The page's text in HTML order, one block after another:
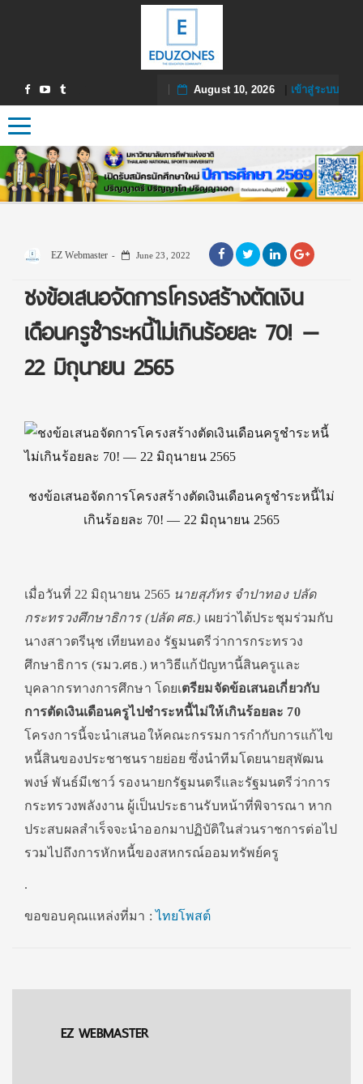
August 10, 2026| เข้าสู่ระบบ
Toggle navigation
EZ Webmaster June 23, 2022
ชงข้อเสนอจัดการโครงสร้างตัดเงิน
เดือนครูชำระหนี้ไม่เกินร้อยละ 70! —
22 มิถุนายน 2565
ชงข้อเสนอจัดการโครงสร้างตัดเงินเดือนครูชำระหนี้ไม่
เกินร้อยละ 70! — 22 มิถุนายน 2565
เมื่อวันที่ 22 มิถุนายน 2565 นายสุภัทร จำปาทอง ปลัด
กระทรวงศึกษาธิการ (ปลัด ศธ.) เผยว่าได้ประชุมร่วมกับ
นางสาวตรีนุช เทียนทอง รัฐมนตรีว่าการกระทรวง
ศึกษาธิการ (รมว.ศธ.) หาวิธีแก้ปัญหานี้สินครูและ
บุคลากรทางการศึกษา โดยเตรียมจัดข้อเสนอเกี่ยวกับ
การตัดเงินเดือนครูไปชำระหนี้ไม่ให้เกินร้อยละ 70
โครงการนี้จะนำเสนอให้คณะกรรมการกำกับการแก้ไข
หนี้สินของประชาชนรายย่อย ซึ่งนำทีมโดยนายสุพัฒน
พงษ์ พันธ์มีเชาว์ รองนายกรัฐมนตรีและรัฐมนตรีว่าการ
กระทรวงพลังงาน ผู้เป็นประธานรับหน้าที่พิจารณา หาก
ประสบผลสำเร็จจะนำออกมาปฏิบัติในส่วนราชการต่อไป
รวมไปถึงการหักหนี้ของสหกรณ์ออมทรัพย์ครู
.
ขอขอบคุณแหล่งที่มา :ไทยโพสต์
EZ WEBMASTER